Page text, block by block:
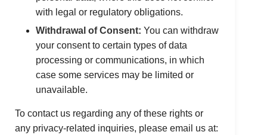
with legal or regulatory obligations.
Withdrawal of Consent: You can withdraw
your consent to certain types of data
processing or communications, in which
case some services may be limited or
unavailable.
To contact us regarding any of these rights or
any privacy-related inquiries, please email us at: